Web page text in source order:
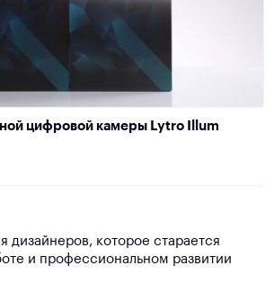
цифровой камеры Lytro Illum
дизайнеров, которое старается
и профессиональном развитии